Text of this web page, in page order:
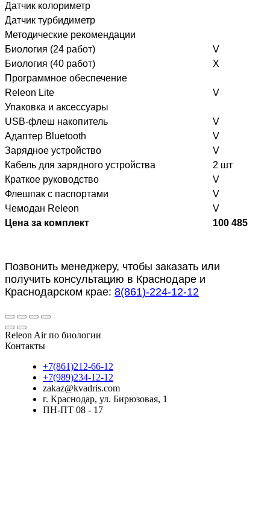
Датчик колориметр
Датчик турбидиметр
Методические рекомендации
Биология (24 работ)
V
Биология (40 работ)
X
Программное обеспечение
Releon Lite
V
Упаковка и аксессуары
USB-флеш накопитель
V
Адаптер Bluetooth
V
Зарядное устройство
V
Кабель для зарядного устройства
2 шт
Краткое руководство
V
Флешпак с паспортами
V
Чемодан Releon
V
Цена за комплект
100 485
Позвонить менеджеру, чтобы заказать или
получить консультацию в Краснодаре и
Краснодарском крае: 8(861)-224-12-12
Releon Air по биологии
Контакты
+7(861)212-66-12
+7(989)234-12-12
zakaz@kvadris.com
г. Краснодар, ул. Бирюзовая, 1
ПН-ПТ 08 - 17